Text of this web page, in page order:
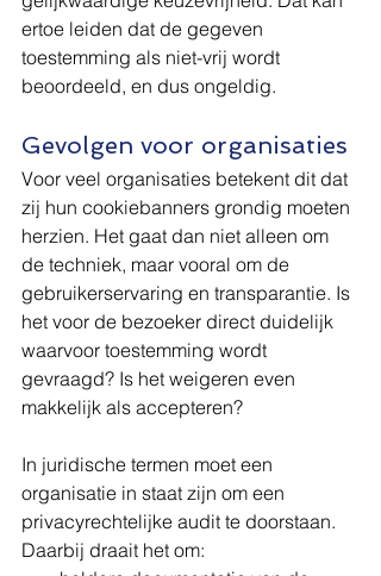
ertoe leiden dat de gegeven
toestemming als niet-vrij wordt
beoordeeld, en dus ongeldig.
Gevolgen voor organisaties
Voor veel organisaties betekent dit dat
zij hun cookiebanners grondig moeten
herzien. Het gaat dan niet alleen om
de techniek, maar vooral om de
gebruikerservaring en transparantie. Is
het voor de bezoeker direct duidelijk
waarvoor toestemming wordt
gevraagd? Is het weigeren even
makkelijk als accepteren?
In juridische termen moet een
organisatie in staat zijn om een
privacyrechtelijke audit te doorstaan.
Daarbij draait het om: